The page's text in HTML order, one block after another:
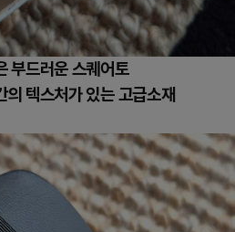
부드러운 스퀘어토
의 텍스처가 있는고급소재